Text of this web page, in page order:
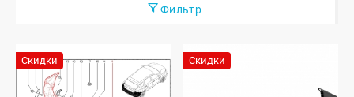
Фильтр
Скидки Скидки